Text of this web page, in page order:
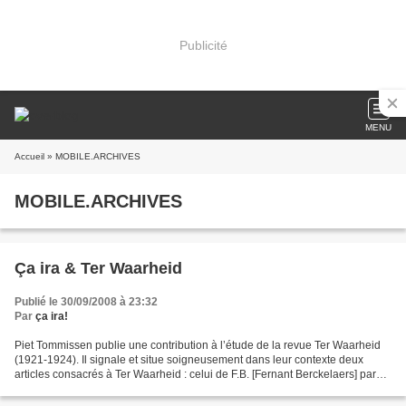
Publicité
MENU
Accueil » MOBILE.ARCHIVES
MOBILE.ARCHIVES
Ça ira & Ter Waarheid
Publié le 30/09/2008 à 23:32
Par ça ira!
Piet Tommissen publie une contribution à l’étude de la revue Ter Waarheid
(1921-1924). Il signale et situe soigneusement dans leur contexte deux
articles consacrés à Ter Waarheid : celui de F.B. [Fernant Berckelaers] paru